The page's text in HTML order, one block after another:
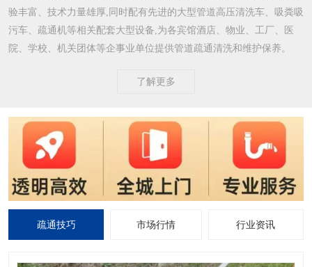
验丰富、技术力量雄厚,同时配有先进的大型管道高压清洗车、吸粪吸
污车、疏通机等相关配套大型设备,为各宾馆酒店、物业、工厂、医
院、学校、机关团体等企事业单位提供管道疏通清洗和维护保养。
了解更多
疏通技巧 市场行情 行业资讯